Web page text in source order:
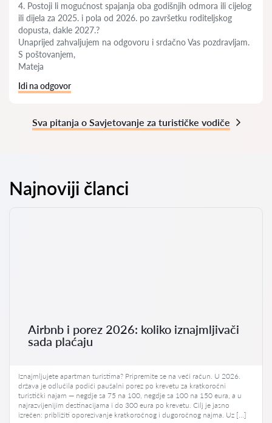
4. Postoji li mogućnost spajanja oba godišnjih odmora ili cijelog
ili dijela za 2025. i pola od 2026. po završetku roditeljskog
dopusta, dakle 2027.?
Unaprijed zahvaljujem na odgovoru i srdačno Vas pozdravljam.
S poštovanjem,
Mateja
Idi na odgovor
Sva pitanja o Savjetovanje za turističke vodiče
Najnoviji članci
Airbnb i porez 2026: koliko iznajmljivači
sada plaćaju
Iznajmljujete apartman turistima? Pripremite se na veći račun. U 2026.
država je odlučila podići paušalni porez po krevetu za kratkoročni
turistički najam — negdje sa 75 na 100, negdje sa 100 na 150 eura, a u
najrazvijenijim destinacijama i do 300 eura po krevetu. Cilj je jasno
izrečen: približiti oporezivanje kratkoročnog i dugoročnog najma. Uz […]